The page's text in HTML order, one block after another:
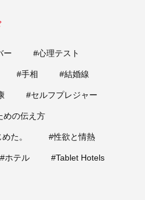
ー #心理テスト
#手相 #結婚線
#セルフプレジャー
めの伝え方
た。 #性欲と情熱
#ホテル #Tablet Hotels